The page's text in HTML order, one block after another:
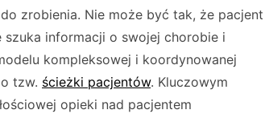
zrobienia. Nie może być tak, że pacjent
szuka informacji o swojej chorobie i
kompleksowej i koordynowanej
tzw. ścieżki pacjentów. Kluczowym
opieki nad pacjentem